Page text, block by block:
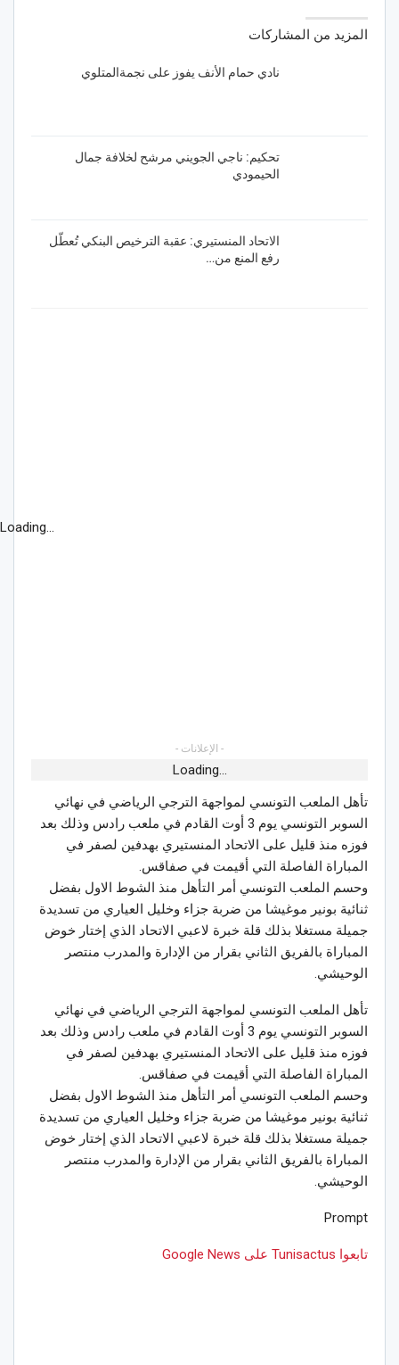
المزيد من المشاركات
نادي حمام الأنف يفوز على نجمةالمتلوي
تحكيم: ناجي الجويني مرشح لخلافة جمال
الحيمودي
الاتحاد المنستيري: عقبة الترخيص البنكي تُعطّل
رفع المنع من…
Loading...
- الإعلانات -
Loading...
تأهل الملعب التونسي لمواجهة الترجي الرياضي في نهائي
السوبر التونسي يوم 3 أوت القادم في ملعب رادس وذلك بعد
فوزه منذ قليل على الاتحاد المنستيري بهدفين لصفر في
المباراة الفاصلة التي أقيمت في صفاقس.
وحسم الملعب التونسي أمر التأهل منذ الشوط الاول بفضل
ثنائية بونير موغيشا من ضربة جزاء وخليل العياري من تسديدة
جميلة مستغلا بذلك قلة خبرة لاعبي الاتحاد الذي إختار خوض
المباراة بالفريق الثاني بقرار من الإدارة والمدرب منتصر
الوحيشي.
تأهل الملعب التونسي لمواجهة الترجي الرياضي في نهائي
السوبر التونسي يوم 3 أوت القادم في ملعب رادس وذلك بعد
فوزه منذ قليل على الاتحاد المنستيري بهدفين لصفر في
المباراة الفاصلة التي أقيمت في صفاقس.
وحسم الملعب التونسي أمر التأهل منذ الشوط الاول بفضل
ثنائية بونير موغيشا من ضربة جزاء وخليل العياري من تسديدة
جميلة مستغلا بذلك قلة خبرة لاعبي الاتحاد الذي إختار خوض
المباراة بالفريق الثاني بقرار من الإدارة والمدرب منتصر
الوحيشي.
Prompt
تابعوا Tunisactus على Google News